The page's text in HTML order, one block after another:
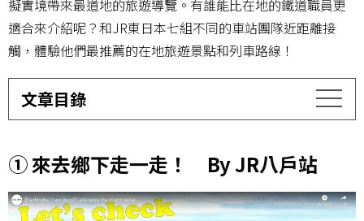
擬實境帶來最道地的旅遊導覽。有誰能比在地的鐵道職員更
適合來介紹呢？和JR東日本七組不同的車站團隊近距離接
觸，體驗他們最推薦的在地旅遊景點和列車路線！
文章目錄
① 來去鄉下走一走！ By JR八戶站